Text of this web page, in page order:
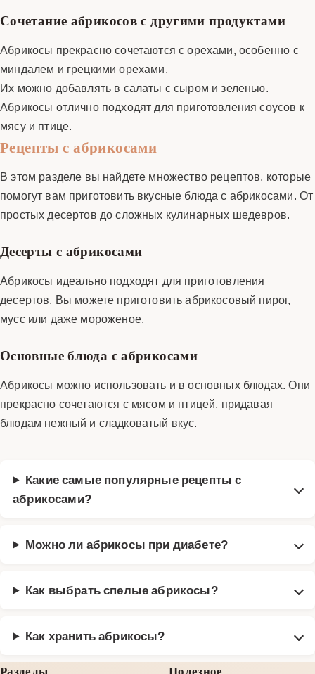
Сочетание абрикосов с другими продуктами
Абрикосы прекрасно сочетаются с орехами, особенно с
миндалем и грецкими орехами.
Их можно добавлять в салаты с сыром и зеленью.
Абрикосы отлично подходят для приготовления соусов к
мясу и птице.
Рецепты с абрикосами
В этом разделе вы найдете множество рецептов, которые
помогут вам приготовить вкусные блюда с абрикосами. От
простых десертов до сложных кулинарных шедевров.
Десерты с абрикосами
Абрикосы идеально подходят для приготовления
десертов. Вы можете приготовить абрикосовый пирог,
мусс или даже мороженое.
Основные блюда с абрикосами
Абрикосы можно использовать и в основных блюдах. Они
прекрасно сочетаются с мясом и птицей, придавая
блюдам нежный и сладковатый вкус.
Какие самые популярные рецепты с
абрикосами?
Можно ли абрикосы при диабете?
Как выбрать спелые абрикосы?
Как хранить абрикосы?
Разделы Полезное